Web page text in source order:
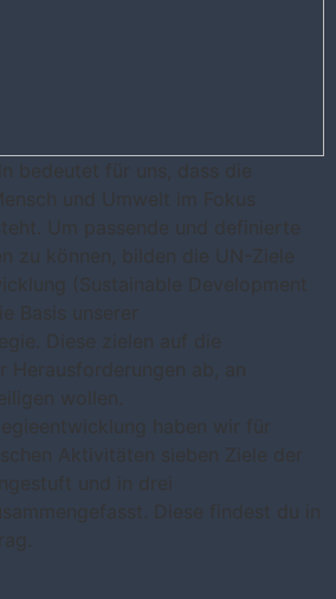
bedeutet für uns, dass die
und Umwelt im Fokus
Um passende und definierte
zu können, bilden die UN-Ziele
(Sustainable Development
Basis unserer
Diese zielen auf die
Herausforderungen ab, an
wollen.
haben wir für
Aktivitäten sieben Ziele der
und in drei
Diese findest du in